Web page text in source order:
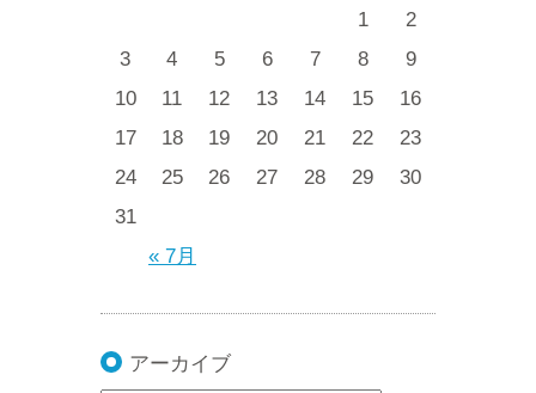
« 7月
1
2
3
4 5 6 7 8
9
10
11 12 13 14 15
16
17
18 19 20 21 22
23
24
25 26 27 28 29
30
31
アーカイブ